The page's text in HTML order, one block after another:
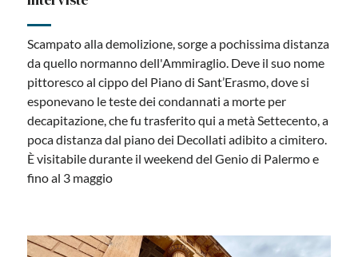
Scampato alla demolizione, sorge a pochissima distanza
da quello normanno dell'Ammiraglio. Deve il suo nome
pittoresco al cippo del Piano di Sant’Erasmo, dove si
esponevano le teste dei condannati a morte per
decapitazione, che fu trasferito qui a metà Settecento, a
poca distanza dal piano dei Decollati adibito a cimitero.
È visitabile durante il weekend del Genio di Palermo e
fino al 3 maggio